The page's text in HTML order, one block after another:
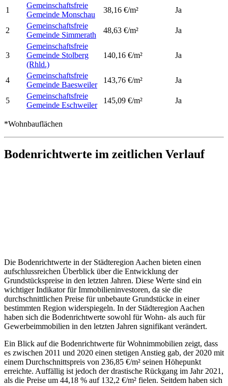
1
Gemeinschaftsfreie
Gemeinde Monschau
38,16 €/m² Ja
2
Gemeinschaftsfreie
Gemeinde Simmerath
48,63 €/m² Ja
3
Gemeinschaftsfreie
Gemeinde Stolberg
(Rhld.)
140,16 €/m² Ja
4
Gemeinschaftsfreie
Gemeinde Baesweiler
143,76 €/m² Ja
5
Gemeinschaftsfreie
Gemeinde Eschweiler
145,09 €/m² Ja
*Wohnbauflächen
Bodenrichtwerte im zeitlichen Verlauf
Die Bodenrichtwerte in der Städteregion Aachen bieten einen
aufschlussreichen Überblick über die Entwicklung der
Grundstückspreise in den letzten Jahren. Diese Werte sind ein
wichtiger Indikator für Immobilieninvestoren, da sie die
durchschnittlichen Preise für unbebaute Grundstücke in einer
bestimmten Region widerspiegeln. In der Städteregion Aachen
haben sich die Bodenrichtwerte sowohl für Wohn- als auch für
Gewerbeimmobilien in den letzten Jahren signifikant verändert.
Ein Blick auf die Bodenrichtwerte für Wohnimmobilien zeigt, dass
es zwischen 2011 und 2020 einen stetigen Anstieg gab, der 2020 mit
einem Durchschnittspreis von 236,85 €/m² seinen Höhepunkt
erreichte. Auffällig ist jedoch der drastische Rückgang im Jahr 2021,
als die Preise um 44,18 % auf 132,2 €/m² fielen. Seitdem haben sich